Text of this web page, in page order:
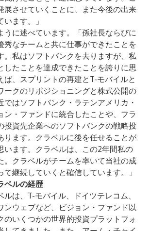
展させていくことに、また今後の出来
ます。」
うに述べています。「孫社長ならびに
秀なチームと共に仕事ができたことを
。私はソフトバンクを去りますが、私
したことを達成できたことを誇りに思
ば、スプリントの再建とT-モバイルと
ークのリポジショニングと株式公開の
ではソフトバンク・ラテンアメリカ・
ン・ファンドに統合したことや、フラ
投資先企業へのソフトバンクの戦略投
ります。クラベルに後を任せることが
います。クラベルは、この2年間私の
。クラベルがチームを率いて当社の成
継続していくと確信しています。」
ベルの経歴
は、T-モバイル、ドイツテレコム、
ンウェブなど、ビジョン・ファンド以
のいくつかの世界的投資プラットフォ